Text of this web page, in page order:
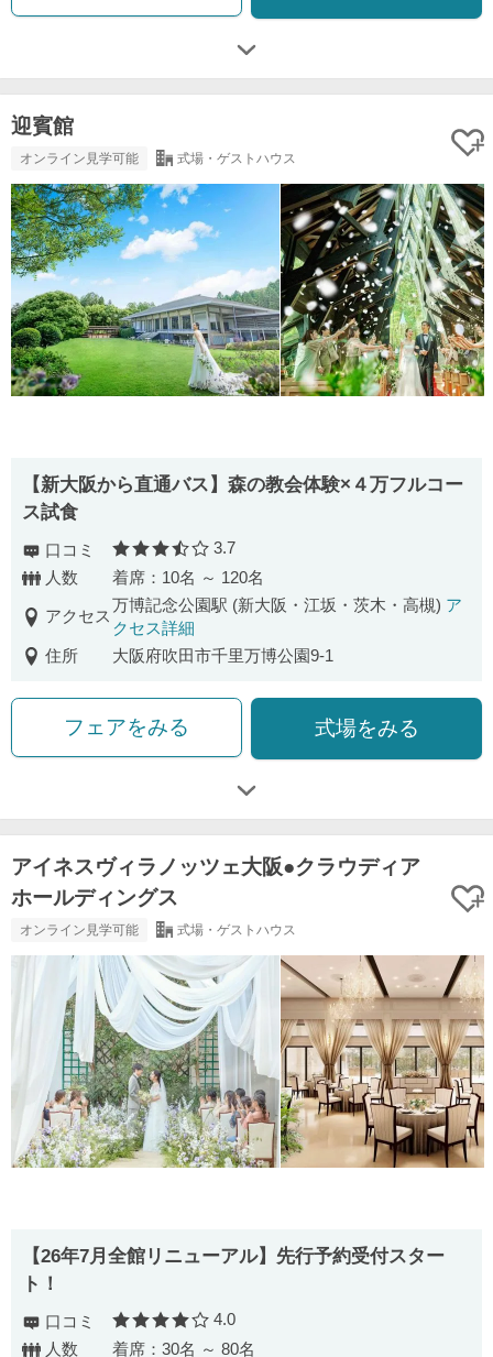
迎賓館
オンライン見学可能 式場・ゲストハウス
【新大阪から直通バス】森の教会体験×４万フルコー
ス試食
口コミ 口コミ評価
3.7
人数
着席：10名 ～ 120名
アクセス
万博記念公園駅 (新大阪・江坂・茨木・高槻) ア
クセス詳細
住所
大阪府吹田市千里万博公園9-1
フェアをみる 式場をみる
アイネスヴィラノッツェ大阪●クラウディア
ホールディングス
オンライン見学可能 式場・ゲストハウス
【26年7月全館リニューアル】先行予約受付スター
ト！
口コミ 口コミ評価
4.0
人数
着席：30名 ～ 80名